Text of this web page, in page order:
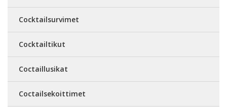
Cocktailsurvimet
Cocktailtikut
Coctaillusikat
Coctailsekoittimet